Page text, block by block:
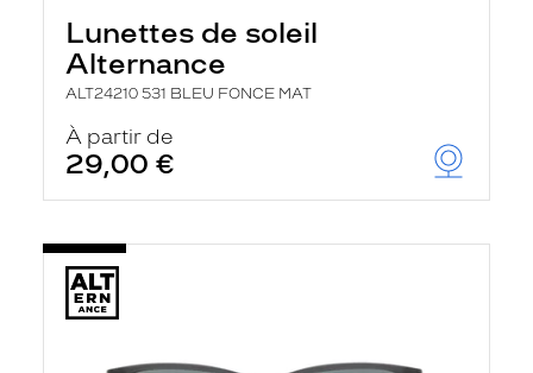
Lunettes de soleil
Alternance
ALT24210 531 BLEU FONCE MAT
À partir de
29,00 €